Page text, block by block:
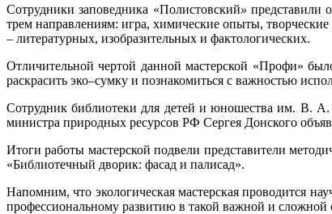
Сотрудники заповедника «Полистовский»представили
трем направлениям: игра, химические опыты,
– литературных, изобразительных и фактологических.
Отличительной чертой данной мастерской «Профи»
раскрасить эко–сумку и познакомиться с важностью
Сотрудник библиотеки для детей и юношества им. В. А.
министра природных ресурсов РФ Сергея Донского
Итоги работы мастерской подвели представители
«Библиотечный дворик: фасад и палисад».
Напомним, что экологическая мастерская проводится
профессиональному развитию в такой важной и сложной